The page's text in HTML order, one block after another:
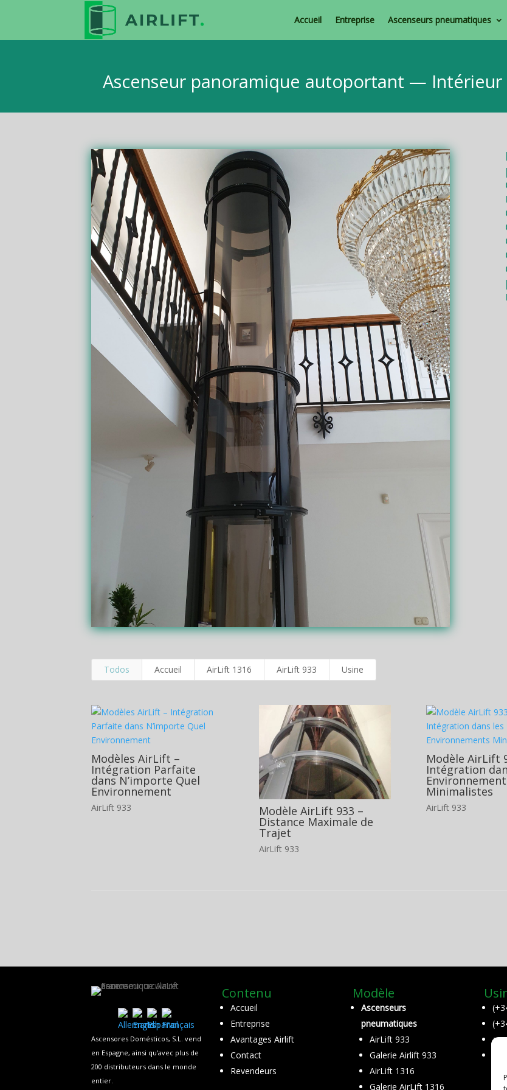
Accueil Entreprise Ascenseurs pneumatiques
Ascenseur panoramique autoportant —
Todos Accueil AirLift 1316 AirLift 933 Usine
Modèles AirLift –
Intégration Parfaite
dans N’importe Quel
Environnement
AirLift 933 Modèle AirLift 933 –
Distance Maximale de
Trajet
AirLift 933
Modèle AirLift
Intégration
Minimalistes
AirLift 933
Ascensores Domésticos, S.L. vend
en Espagne, ainsi qu'avec plus de
200 distributeurs dans le monde
entier.
Contenu
Accueil
Entreprise
Avantages Airlift
Contact
Revendeurs
Modèle
Ascenseurs
pneumatiques
AirLift 933
Galerie Airlift 933
AirLift 1316
Galerie AirLift 1316